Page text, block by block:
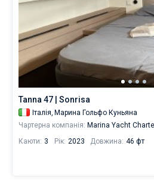
Tanna 47 | Sonrisa
Італія, Марина Гольфо Куньяна
Чартерна компанія: Marina Yacht
Каюти: 3 Рік: 2023 Довжина: 46 фт